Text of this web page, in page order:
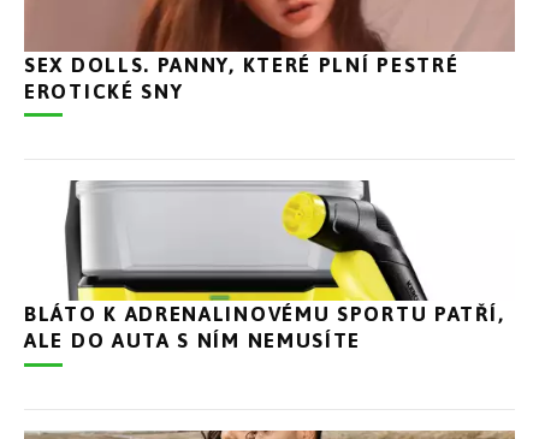
SEX DOLLS. PANNY, KTERÉ PLNÍ PESTRÉ
EROTICKÉ SNY
BLÁTO K ADRENALINOVÉMU SPORTU PATŘÍ,
ALE DO AUTA S NÍM NEMUSÍTE